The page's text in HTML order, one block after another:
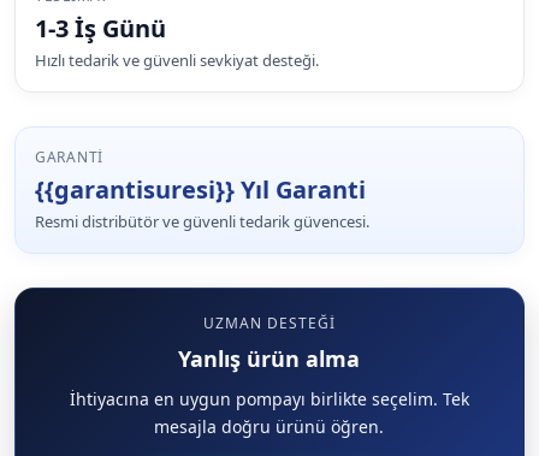
1-3 İş Günü
Hızlı tedarik ve güvenli sevkiyat desteği.
GARANTI
{{garantisuresi}} Yıl Garanti
Resmi distribütör ve güvenli tedarik güvencesi.
UZMAN DESTEĞI
Yanlış ürün alma
İhtiyacına en uygun pompayı birlikte seçelim. Tek
mesajla doğru ürünü öğren.